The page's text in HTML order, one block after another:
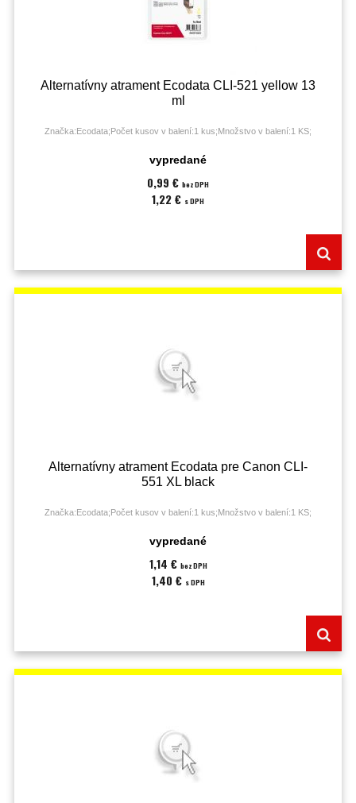
Alternatívny atrament Ecodata CLI-521 yellow 13
ml
Značka:Ecodata;Počet kusov v balení:1 kus;Množstvo v balení:1 KS;
vypredané
0,99 € bez DPH
1,22 € s DPH
Alternatívny atrament Ecodata pre Canon CLI-
551 XL black
Značka:Ecodata;Počet kusov v balení:1 kus;Množstvo v balení:1 KS;
vypredané
1,14 € bez DPH
1,40 € s DPH